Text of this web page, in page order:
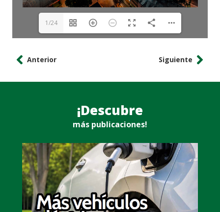
1/24
Anterior Siguiente
¡Descubre
más publicaciones!